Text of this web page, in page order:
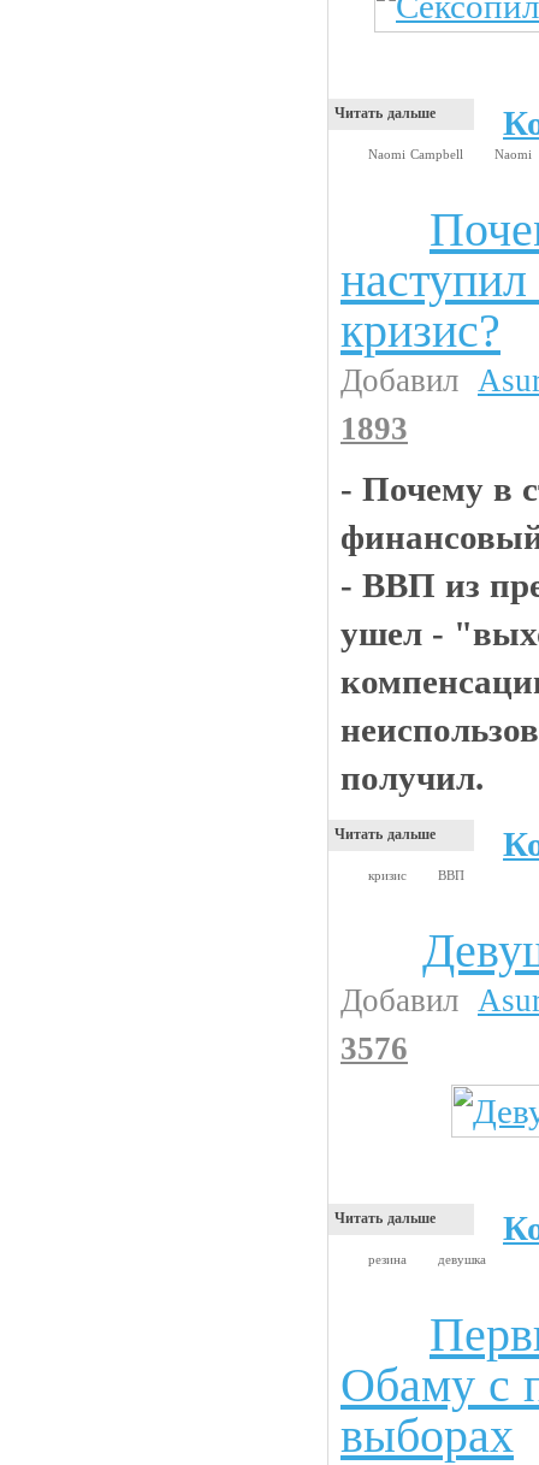
Читать дальше
Naomi Campbell Naomi
кризис?
Добавил
1893
- Почему в
- ВВП из
ушел -
получил.
Читать дальше
кризис ВВП
Добавил
3576
Читать дальше
резина девушка
Обаму с
выборах